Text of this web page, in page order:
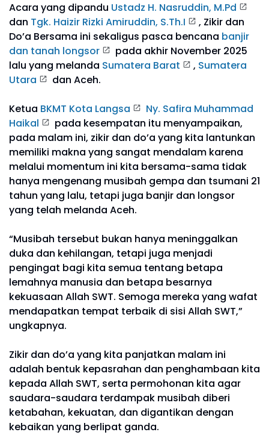
Acara yang dipandu Ustadz H. Nasruddin, M.Pd
dan Tgk. Haizir Rizki Amiruddin, S.Th.I
, Zikir dan
Do’a Bersama ini sekaligus pasca bencana banjir
dan tanah longsor
pada akhir November 2025
lalu yang melanda Sumatera Barat , Sumatera
Utara
dan Aceh.
Ketua BKMT Kota Langsa
Ny. Safira Muhammad
Haikal
pada kesempatan itu menyampaikan,
pada malam ini, zikir dan do’a yang kita lantunkan
memiliki makna yang sangat mendalam karena
melalui momentum ini kita bersama-sama tidak
hanya mengenang musibah gempa dan tsumani 21
tahun yang lalu, tetapi juga banjir dan longsor
yang telah melanda Aceh.
“Musibah tersebut bukan hanya meninggalkan
duka dan kehilangan, tetapi juga menjadi
pengingat bagi kita semua tentang betapa
lemahnya manusia dan betapa besarnya
kekuasaan Allah SWT. Semoga mereka yang wafat
mendapatkan tempat terbaik di sisi Allah SWT,”
ungkapnya.
Zikir dan do’a yang kita panjatkan malam ini
adalah bentuk kepasrahan dan penghambaan kita
kepada Allah SWT, serta permohonan kita agar
saudara-saudara terdampak musibah diberi
ketabahan, kekuatan, dan digantikan dengan
kebaikan yang berlipat ganda.